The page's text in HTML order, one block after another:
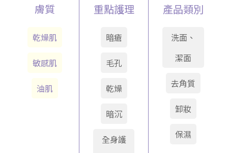
膚質
乾燥肌
敏感肌
油肌
重點護理
暗瘡
毛孔
乾燥
暗沉
全身護
產品類別
洗面、
潔面
去角質
卸妝
保濕